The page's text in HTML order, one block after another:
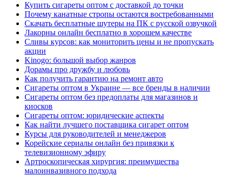
Купить сигареты оптом с доставкой до точки
Почему канатные стропы остаются востребованными
Скачать бесплатные шутеры на ПК с русской озвучкой
Лакорны онлайн бесплатно в хорошем качестве
Сливы курсов: как мониторить цены и не пропускать
акции
Kinogo: большой выбор жанров
Дорамы про дружбу и любовь
Как получить гарантию на ремонт авто
Сигареты оптом в Украине — все бренды в наличии
Сигареты оптом без предоплаты для магазинов и
киосков
Сигареты оптом: юридические аспекты
Как найти лучшего поставщика сигарет оптом
Курсы для руководителей и менеджеров
Корейские сериалы онлайн без привязки к
телевизионному эфиру
Артроскопическая хирургия: преимущества
малоинвазивного подхода